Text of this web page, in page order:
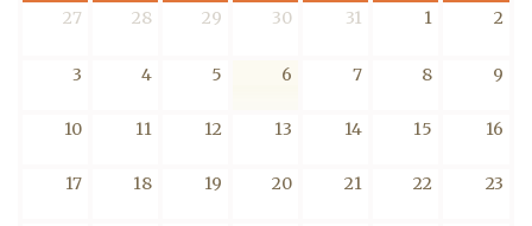
27 28 29 30 31 1 2
3 4 5 6 7 8 9
10 11 12 13 14 15 16
17 18 19 20 21 22 23